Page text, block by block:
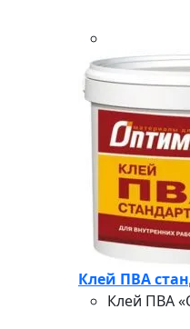
Клей ПВА
Клей ПВА